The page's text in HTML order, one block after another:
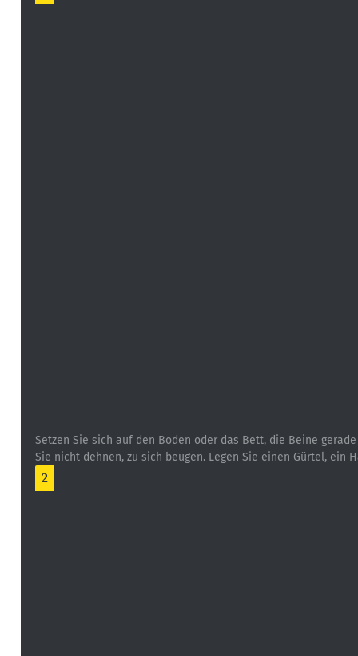
Setzen Sie sich auf den Boden oder das Bett, die Beine
Sie nicht dehnen, zu sich beugen. Legen Sie einen Gürtel, ein
2